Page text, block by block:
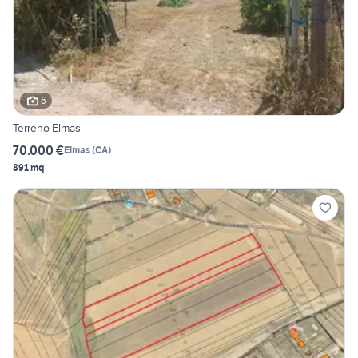
6
Terreno Elmas
70.000 €Elmas(CA)
891 mq